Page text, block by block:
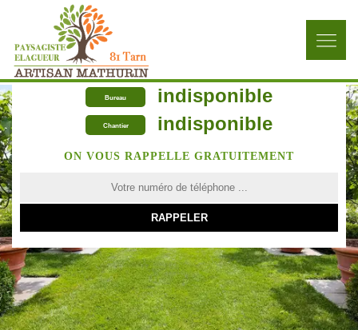
Bureau indisponible
Chantier indisponible
ON VOUS RAPPELLE GRATUITEMENT